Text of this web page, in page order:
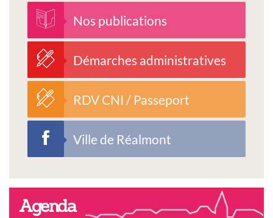
Nos publications
Démarches administratives
RDV CNI / Passeport
Ville de Réalmont
Agenda